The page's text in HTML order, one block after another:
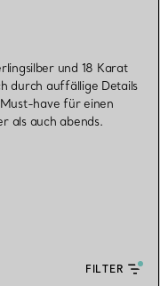
und 18 Karat
durch auffällige Details
have für einen
als auch abends.
FILTER